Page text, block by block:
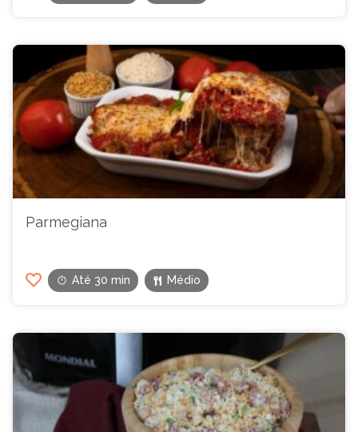
Parmegiana
Até 30 min Médio